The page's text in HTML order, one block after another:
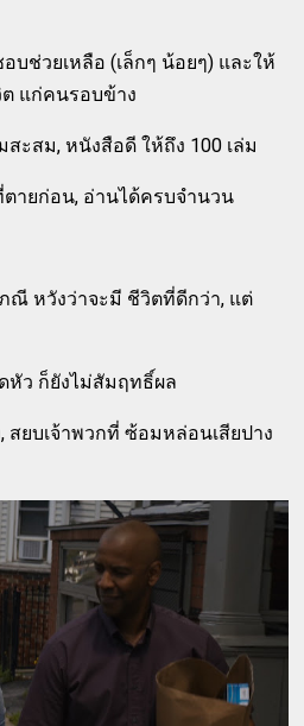
บช่วยเหลือ (เล็กๆ น้อยๆ) และให้
แก่คนรอบข้าง
ะสม, หนังสือดี ให้ถึง 100 เล่ม
ตายก่อน, อ่านได้ครบจำนวน
ณี หวังว่าจะมี ชีวิตที่ดีกว่า, แต่
หัว ก็ยังไม่สัมฤทธิ์ผล
สยบเจ้าพวกที่ ซ้อมหล่อนเสียปาง